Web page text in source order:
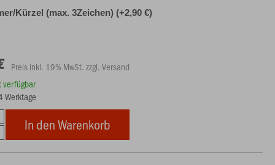
Kürzel (max. 3Zeichen) (+2,90 €)
Preis inkl. 19% MwSt. zzgl. Versand
verfügbar
Werktage
In den Warenkorb